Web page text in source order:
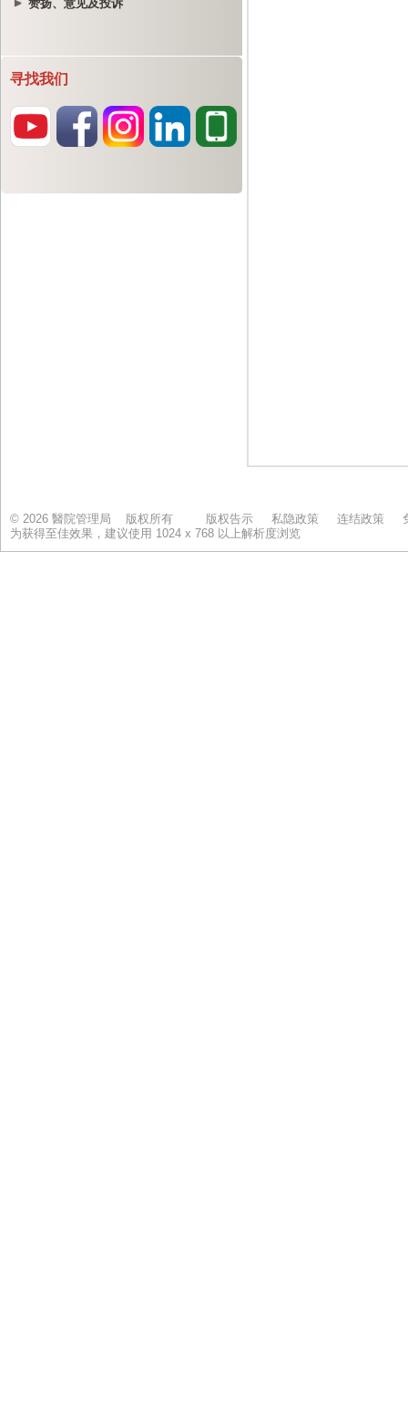
赞扬、意见及投诉
寻找我们
© 2026 醫院管理局 版权所有 版权告示 私隐政策 连结政策
为获得至佳效果，建议使用 1024 x 768 以上解析度浏览